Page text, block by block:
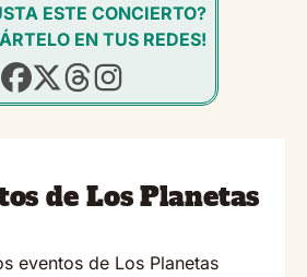
ESTE CONCIERTO?
EN TUS REDES!
de Los Planetas
eventos de Los Planetas